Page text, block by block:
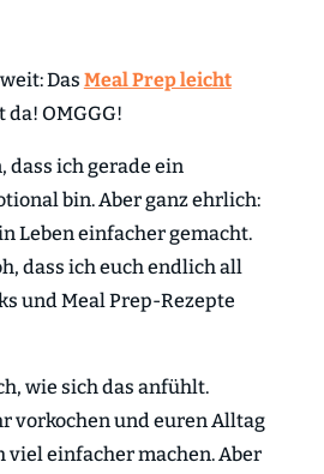
Das Meal Prep leicht
da! OMGGG!
dass ich gerade ein
bin. Aber ganz ehrlich:
Leben einfacher gemacht.
dass ich euch endlich all
und Meal Prep-Rezepte
wie sich das anfühlt.
vorkochen und euren Alltag
einfacher machen. Aber